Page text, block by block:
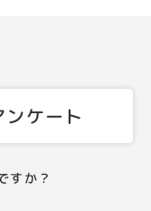
ケート
すか？